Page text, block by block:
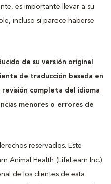
es importante llevar a su
incluso si parece haberse
de su versión original
de traducción basada en
completa del idioma
menores o errores de
reservados. Este
Animal Health (LifeLearn Inc.)
de los clientes de esta